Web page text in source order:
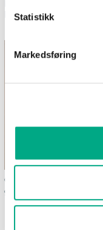
Statistikk
Markedsføring
hagen
Ofte stilte spørsmål om
gavekortet Altiett